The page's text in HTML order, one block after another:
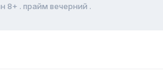
8+ . прайм вечерний .